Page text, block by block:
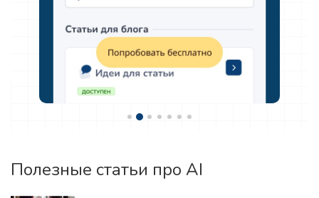
Полезные статьи про AI